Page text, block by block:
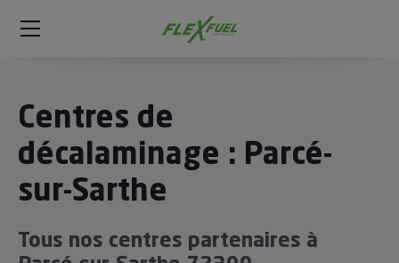
FlexFuel
Méga
Centres de
décalaminage : Parcé-
sur-Sarthe
Tous nos centres partenaires à